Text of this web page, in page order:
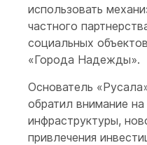
использовать
частного
социальных
«Города Надежды».
Основатель
обратил внимание
инфраструктуры,
привлечения